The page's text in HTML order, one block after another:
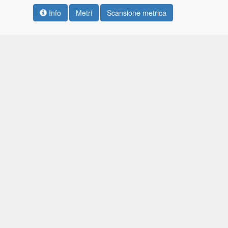
Info Metri Scansione metrica